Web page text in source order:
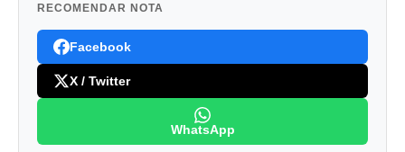
RECOMENDAR NOTA
Facebook
X / Twitter
WhatsApp